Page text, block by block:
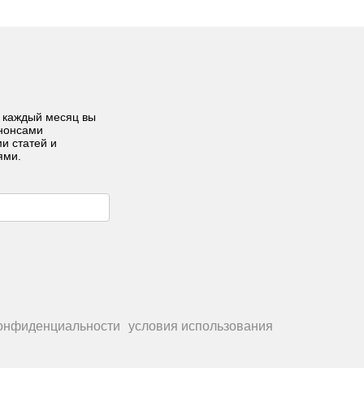
каждый месяц вы
статей и
условия использования